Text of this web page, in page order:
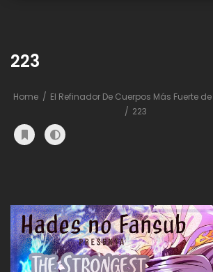
223
Home
El Refinador De Cuerpos Más Fuerte
223